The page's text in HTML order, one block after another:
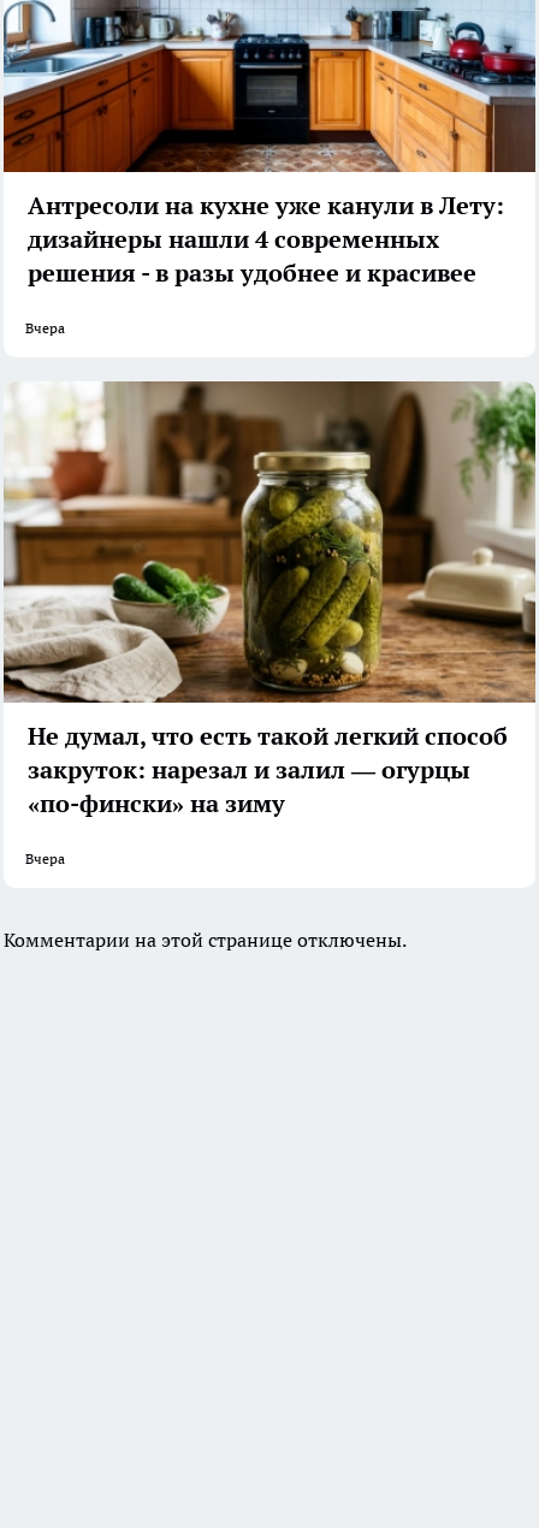
Антресоли на кухне уже канули в Лету:
дизайнеры нашли 4 современных
решения - в разы удобнее и красивее
Вчера
Не думал, что есть такой легкий способ
закруток: нарезал и залил — огурцы
«по-фински» на зиму
Вчера
Комментарии на этой странице отключены.